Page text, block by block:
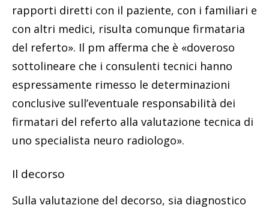
rapporti diretti con il paziente, con i familiari e
con altri medici, risulta comunque firmataria
del referto». Il pm afferma che è «doveroso
sottolineare che i consulenti tecnici hanno
espressamente rimesso le determinazioni
conclusive sull’eventuale responsabilità dei
firmatari del referto alla valutazione tecnica di
uno specialista neuro radiologo».
Il decorso
Sulla valutazione del decorso, sia diagnostico